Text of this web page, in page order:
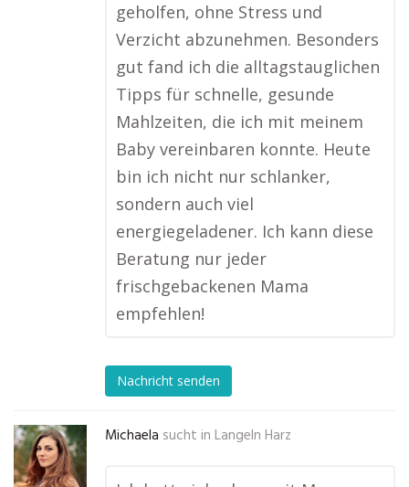
geholfen, ohne Stress und
Verzicht abzunehmen. Besonders
gut fand ich die alltagstauglichen
Tipps für schnelle, gesunde
Mahlzeiten, die ich mit meinem
Baby vereinbaren konnte. Heute
bin ich nicht nur schlanker,
sondern auch viel
energiegeladener. Ich kann diese
Beratung nur jeder
frischgebackenen Mama
empfehlen!
Nachricht senden
Michaela sucht in Langeln Harz